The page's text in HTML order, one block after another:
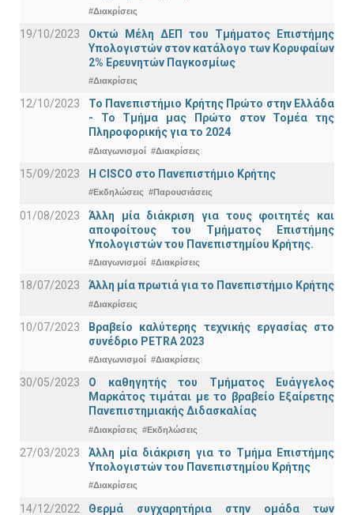
#Διακρίσεις
19/10/2023
Οκτώ Μέλη ΔΕΠ του Τμήματος Επιστήμης
Υπολογιστών στον κατάλογο των Κορυφαίων
2% Ερευνητών Παγκοσμίως
#Διακρίσεις
12/10/2023
Το Πανεπιστήμιο Κρήτης Πρώτο στην Ελλάδα
- Το Τμήμα μας Πρώτο στον Τομέα της
Πληροφορικής για το 2024
#Διαγωνισμοί #Διακρίσεις
15/09/2023 Η CISCO στο Πανεπιστήμιο Κρήτης
#Εκδηλώσεις #Παρουσιάσεις
01/08/2023
Άλλη μία διάκριση για τους φοιτητές και
αποφοίτους του Τμήματος Επιστήμης
Υπολογιστών του Πανεπιστημίου Κρήτης.
#Διαγωνισμοί #Διακρίσεις
18/07/2023 Άλλη μία πρωτιά για το Πανεπιστήμιο Κρήτης
#Διακρίσεις
10/07/2023
Βραβείο καλύτερης τεχνικής εργασίας στο
συνέδριο PETRA 2023
#Διαγωνισμοί #Διακρίσεις
30/05/2023
Ο καθηγητής του Τμήματος Ευάγγελος
Μαρκάτος τιμάται με το βραβείο Εξαίρετης
Πανεπιστημιακής Διδασκαλίας
#Διακρίσεις #Εκδηλώσεις
27/03/2023
Άλλη μία διάκριση για το Τμήμα Επιστήμης
Υπολογιστών του Πανεπιστημίου Κρήτης
#Διακρίσεις
14/12/2022 Θερμά συγχαρητήρια στην ομάδα των